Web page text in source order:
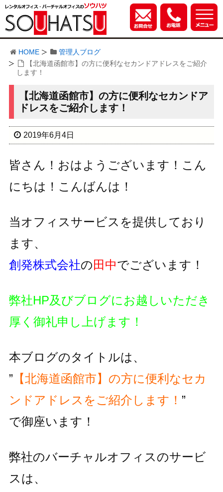
HOME
管理人ブログ
【北海道函館市】の方に便利なセカンドアドレスをご紹介
します！
【北海道函館市】の方に便利なセカンドア
ドレスをご紹介します！
2019年6月4日
皆さん！おはようございます！こん
にちは！こんばんは！
当オフィスサービスを提供しており
ます、
創発株式会社の田中でございます！
弊社HP及びブログにお越しいただき
厚く御礼申し上げます！
本ブログのタイトルは、
”【北海道函館市】の方に便利なセカ
ンドアドレスをご紹介します！ ”
で御座います！
弊社のバーチャルオフィスのサービ
スは、